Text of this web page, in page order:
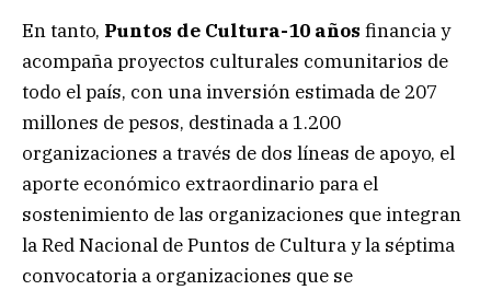
En tanto, Puntos de Cultura-10 años financia y
acompaña proyectos culturales comunitarios de
todo el país, con una inversión estimada de 207
millones de pesos, destinada a 1.200
organizaciones a través de dos líneas de apoyo, el
aporte económico extraordinario para el
sostenimiento de las organizaciones que integran
la Red Nacional de Puntos de Cultura y la séptima
convocatoria a organizaciones que se